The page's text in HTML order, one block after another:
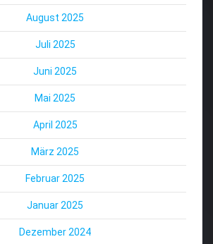
August 2025
Juli 2025
Juni 2025
Mai 2025
April 2025
März 2025
Februar 2025
Januar 2025
Dezember 2024